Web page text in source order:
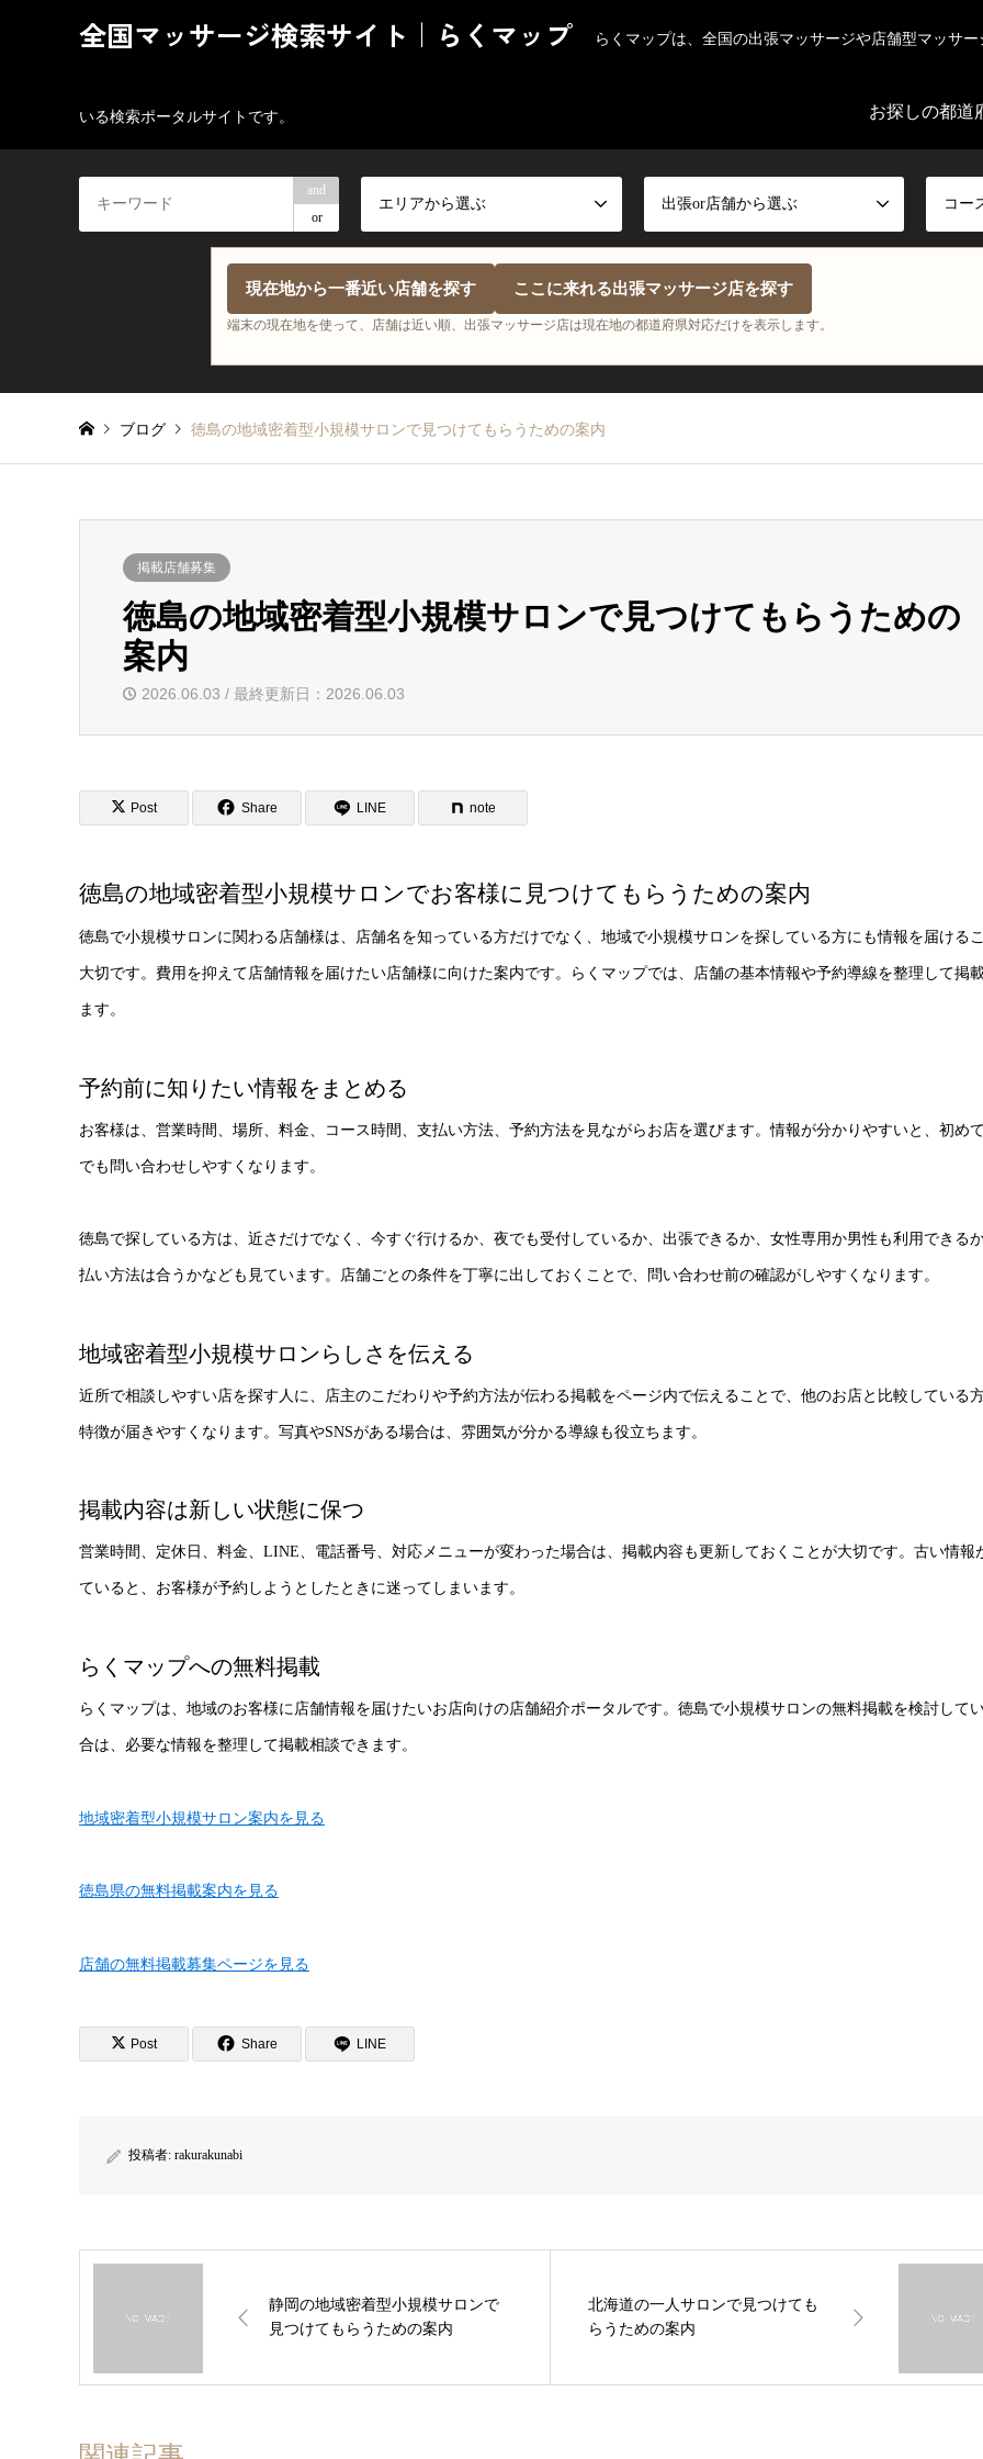
全国マッサージ検索サイト｜らくマップ らくマップは、全国の出張マッサージや店舗型マッサ
いる検索ポータルサイトです。 お探しの都道
and
or
エリアから選ぶ 出張or店舗から選ぶ コー
現在地から一番近い店舗を探す ここに来れる出張マッサージ店を探す
端末の現在地を使って、店舗は近い順、出張マッサージ店は現在地の都道府県対応だけを表示します。
ブログ 徳島の地域密着型小規模サロンで見つけてもらうための案内
掲載店舗募集
徳島の地域密着型小規模サロンで見つけてもらうための
案内
2026.06.03 / 最終更新日：2026.06.03
Post Share LINE note
徳島の地域密着型小規模サロンでお客様に見つけてもらうための案内
徳島で小規模サロンに関わる店舗様は、店舗名を知っている方だけでなく、地域で小規模サロンを探している方にも情報を届ける
大切です。費用を抑えて店舗情報を届けたい店舗様に向けた案内です。らくマップでは、店舗の基本情報や予約導線を整理して掲
ます。
予約前に知りたい情報をまとめる
お客様は、営業時間、場所、料金、コース時間、支払い方法、予約方法を見ながらお店を選びます。情報が分かりやすいと、初め
でも問い合わせしやすくなります。
徳島で探している方は、近さだけでなく、今すぐ行けるか、夜でも受付しているか、出張できるか、女性専用か男性も利用できる
払い方法は合うかなども見ています。店舗ごとの条件を丁寧に出しておくことで、問い合わせ前の確認がしやすくなります。
地域密着型小規模サロンらしさを伝える
近所で相談しやすい店を探す人に、店主のこだわりや予約方法が伝わる掲載をページ内で伝えることで、他のお店と比較している
特徴が届きやすくなります。写真やSNSがある場合は、雰囲気が分かる導線も役立ちます。
掲載内容は新しい状態に保つ
営業時間、定休日、料金、LINE、電話番号、対応メニューが変わった場合は、掲載内容も更新しておくことが大切です。古い情報
ていると、お客様が予約しようとしたときに迷ってしまいます。
らくマップへの無料掲載
らくマップは、地域のお客様に店舗情報を届けたいお店向けの店舗紹介ポータルです。徳島で小規模サロンの無料掲載を検討して
合は、必要な情報を整理して掲載相談できます。
地域密着型小規模サロン案内を見る
徳島県の無料掲載案内を見る
店舗の無料掲載募集ページを見る
Post Share LINE
投稿者: rakurakunabi
静岡の地域密着型小規模サロンで
見つけてもらうための案内
北海道の一人サロンで見つけても
らうための案内